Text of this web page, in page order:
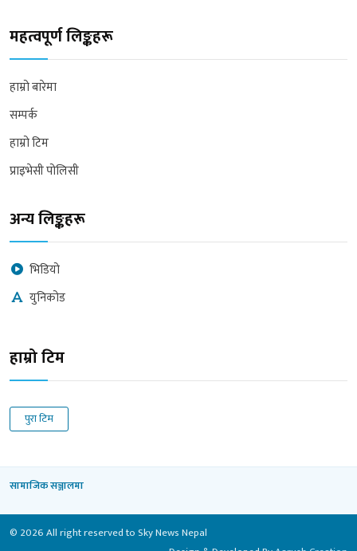
महत्वपूर्ण लिङ्कहरू
हाम्रो बारेमा
सम्पर्क
हाम्रो टिम
प्राइभेसी पोलिसी
अन्य लिङ्कहरू
भिडियो
युनिकोड
हाम्रो टिम
पुरा टिम
सामाजिक सञ्जालमा
© 2026 All right reserved to Sky News Nepal